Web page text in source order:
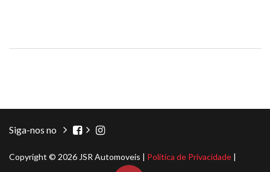
Siga-nos no
Copyright © 2026 JSR Automoveis | Política de Privacidade |